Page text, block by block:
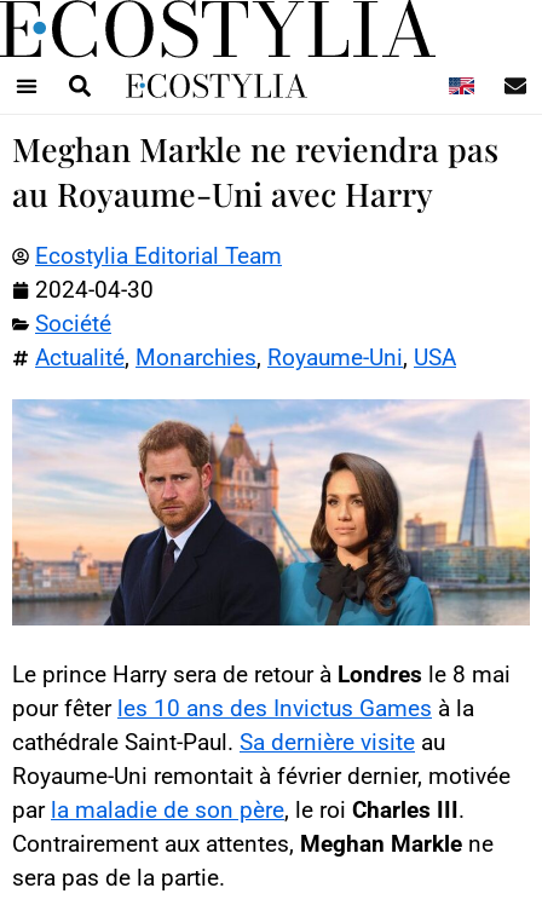
Meghan Markle ne reviendra pas
au Royaume-Uni avec Harry
Ecostylia Editorial Team
2024-04-30
Société
Actualité, Monarchies, Royaume-Uni, USA
Le prince Harry sera de retour à Londres le 8 mai
pour fêter les 10 ans des Invictus Games à la
cathédrale Saint-Paul. Sa dernière visite au
Royaume-Uni remontait à février dernier, motivée
par la maladie de son père, le roi Charles III.
Contrairement aux attentes, Meghan Markle ne
sera pas de la partie.